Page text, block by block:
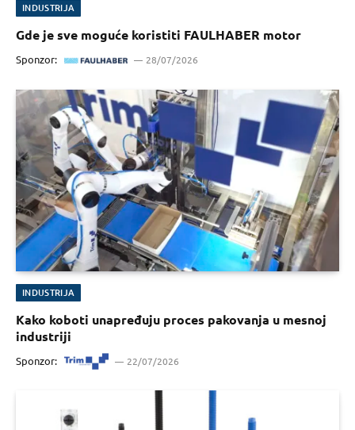
INDUSTRIJA
Gde je sve moguće koristiti FAULHABER motor
Sponzor: 28/07/2026
INDUSTRIJA
Kako koboti unapređuju proces pakovanja u mesnoj
industriji
Sponzor: 22/07/2026